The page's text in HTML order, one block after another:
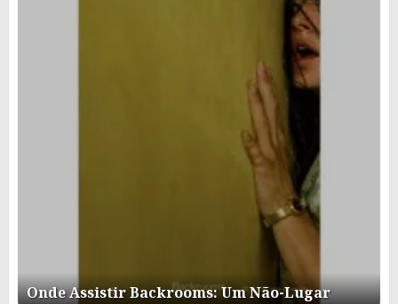
Onde Assistir Backrooms: Um Não-Lugar